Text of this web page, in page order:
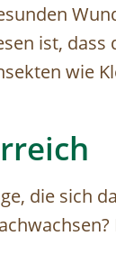
ist,
wie
die sich